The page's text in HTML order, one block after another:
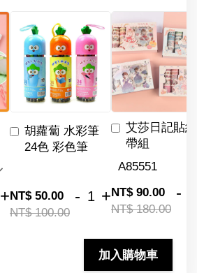
+
胡蘿蔔 水彩筆
24色 彩色筆
NT$ 50.00
NT$ 100.00
- +
艾莎日記貼
帶組
NT$ 90.00
NT$ 180.00
-
加入購物車